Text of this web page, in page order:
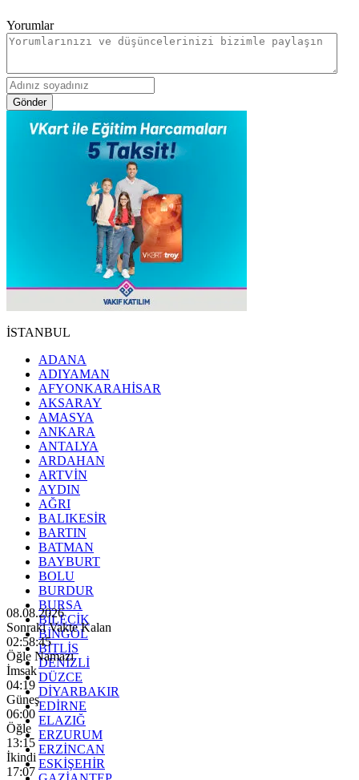
Yorumlar
Gönder
İSTANBUL
ADANA
ADIYAMAN
AFYONKARAHİSAR
AKSARAY
AMASYA
ANKARA
ANTALYA
ARDAHAN
ARTVİN
AYDIN
AĞRI
BALIKESİR
BARTIN
BATMAN
BAYBURT
BOLU
BURDUR
BURSA
BİLECİK
BİNGÖL
BİTLİS
DENİZLİ
DÜZCE
DİYARBAKIR
EDİRNE
ELAZIĞ
ERZURUM
ERZİNCAN
ESKİŞEHİR
08.08.2026
Sonraki Vakte Kalan
02:58:43
Öğle Namazı
İmsak
04:19
Güneş
06:00
Öğle
13:15
İkindi
17:07